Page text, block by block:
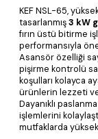
KEF NSL-65,
tasarlanmış3 kW
fırın üstü bitirme
performansıyla
Asansör özelliği
pişirme kontrolü
koşulları kolayca
ürünlerin lezzeti
Dayanıklı
işlemlerini
mutfaklarda